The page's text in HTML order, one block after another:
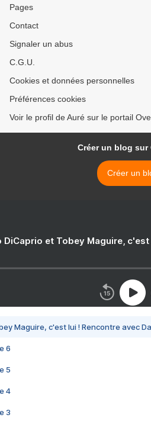
Pages
Contact
Signaler un abus
C.G.U.
Cookies et données personnelles
Préférences cookies
Voir le profil de Auré sur le portail
Créer un blog sur
Créer un
DiCaprio et Tobey Maguire,
Maguire, c'est lui ! Rencontre avec
6
5
4
3